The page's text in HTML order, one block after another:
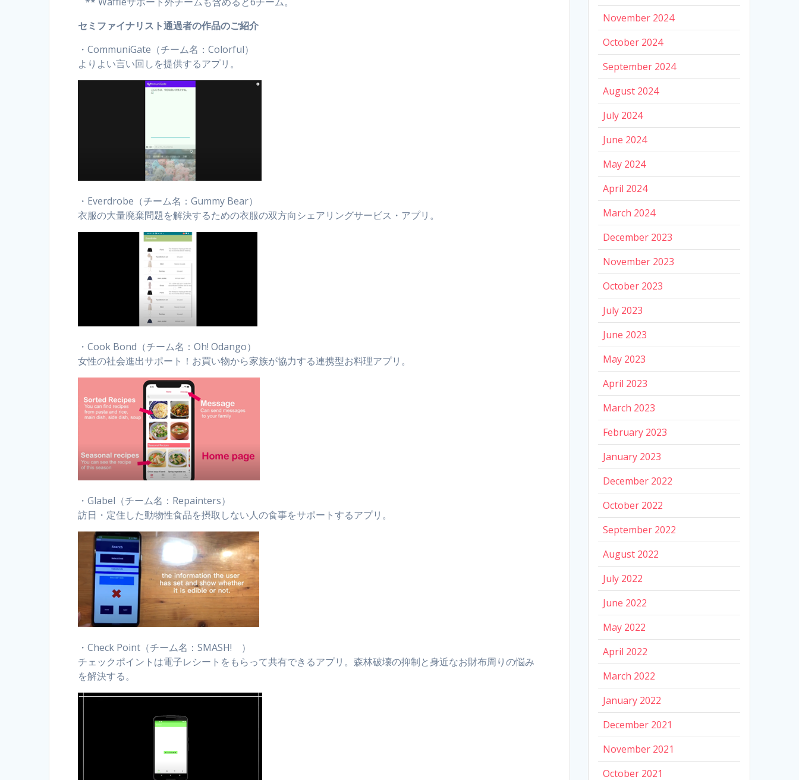
セミファイナリスト通過者の作品のご紹介
・CommuniGate（チーム名：Colorful）
よりよい言い回しを提供するアプリ。
・Everdrobe（チーム名：Gummy Bear）
衣服の大量廃棄問題を解決するための衣服の双方向シェアリングサービス・アプリ。
・Cook Bond（チーム名：Oh! Odango）
女性の社会進出サポート！お買い物から家族が協力する連携型お料理アプリ。
・Glabel（チーム名：Repainters）
訪日・定住した動物性食品を摂取しない人の食事をサポートするアプリ。
・Check Point（チーム名：SMASH! ）
チェックポイントは電子レシートをもらって共有できるアプリ。森林破壊の抑制と身近なお財布周りの悩み
を解決する。
November 2024
October 2024
September 2024
August 2024
July 2024
June 2024
May 2024
April 2024
March 2024
December 2023
November 2023
October 2023
July 2023
June 2023
May 2023
April 2023
March 2023
February 2023
January 2023
December 2022
October 2022
September 2022
August 2022
July 2022
June 2022
May 2022
April 2022
March 2022
January 2022
December 2021
November 2021
October 2021